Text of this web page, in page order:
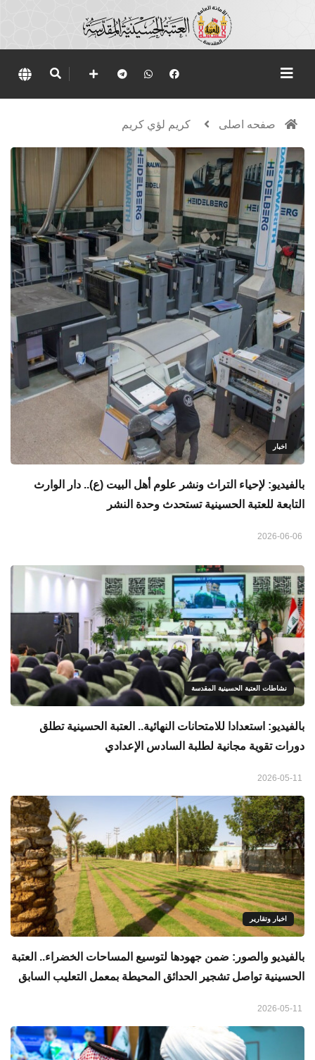
صفحه اصلی كريم لؤي كريم
اخبار
بالفيديو: لإحياء التراث ونشر علوم أهل البيت (ع).. دار الوارث
التابعة للعتبة الحسينية تستحدث وحدة النشر
نشاطات العتبة الحسينية المقدسة
بالفيديو: استعدادا للامتحانات النهائية.. العتبة الحسينية تطلق
دورات تقوية مجانية لطلبة السادس الإعدادي
اخبار وتقارير
بالفيديو والصور: ضمن جهودها لتوسيع المساحات الخضراء.. العتبة
الحسينية تواصل تشجير الحدائق المحيطة بمعمل التعليب السابق